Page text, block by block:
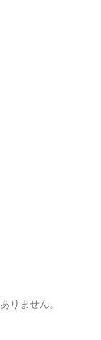
りません。